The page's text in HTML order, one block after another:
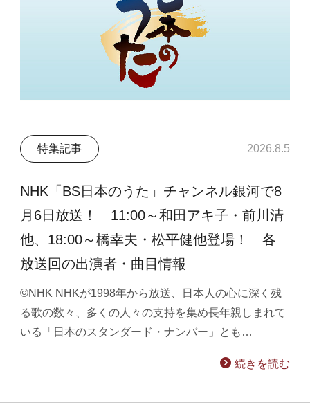
特集記事 2026.8.5
NHK「BS日本のうた」チャンネル銀河で8
月6日放送！ 11:00～和田アキ子・前川清
他、18:00～橋幸夫・松平健他登場！ 各
放送回の出演者・曲目情報
©NHK NHKが1998年から放送、日本人の心に深く残
る歌の数々、多くの人々の支持を集め長年親しまれて
いる「日本のスタンダード・ナンバー」とも…
続きを読む